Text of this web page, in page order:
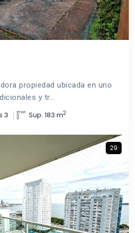
propiedad ubicada en uno
y tr...
3 Sup. 183 m2
29